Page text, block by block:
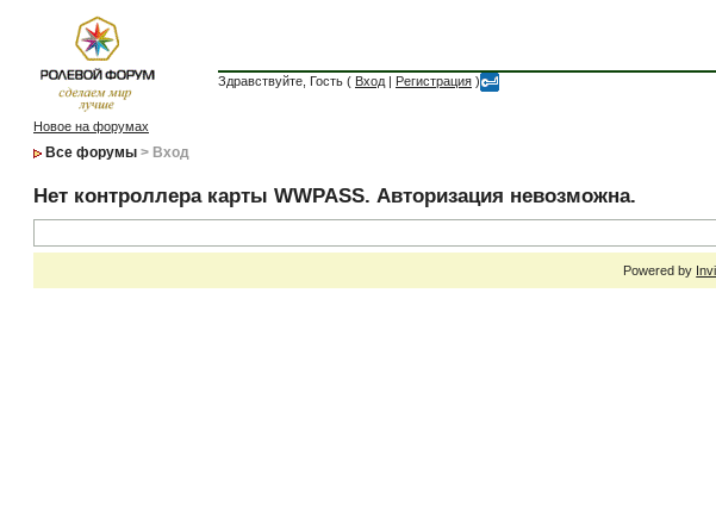
Здравствуйте, Гость ( Вход | Регистрация )
Новое на форумах
Все форумы > Вход
Нет контроллера карты WWPASS. Авторизация невозможна.
Powered by